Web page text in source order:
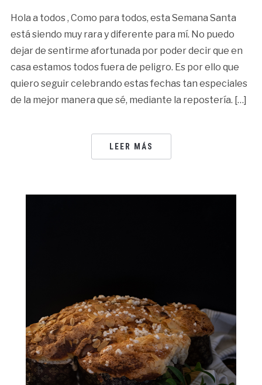
Hola a todos , Como para todos, esta Semana Santa
está siendo muy rara y diferente para mí. No puedo
dejar de sentirme afortunada por poder decir que en
casa estamos todos fuera de peligro. Es por ello que
quiero seguir celebrando estas fechas tan especiales
de la mejor manera que sé, mediante la repostería. […]
LEER MÁS